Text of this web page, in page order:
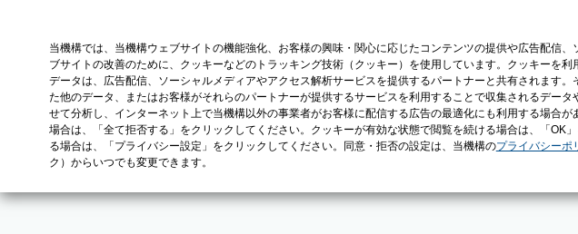
当機構では、当機構ウェブサイトの機能強化、お客様の興味・関心に応じたコンテンツの提供や広告配信
ブサイトの改善のために、クッキーなどのトラッキング技術（クッキー）を使用しています。クッキーを
データは、広告配信、ソーシャルメディアやアクセス解析サービスを提供するパートナーと共有されます
た他のデータ、またはお客様がそれらのパートナーが提供するサービスを利用することで収集されるデー
せて分析し、インターネット上で当機構以外の事業者がお客様に配信する広告の最適化にも利用する場合
場合は、「全て拒否する」をクリックしてください。クッキーが有効な状態で閲覧を続ける場合は、「OK
る場合は、「プライバシー設定」をクリックしてください。同意・拒否の設定は、当機構のプライバシーポ
ク）からいつでも変更できます。